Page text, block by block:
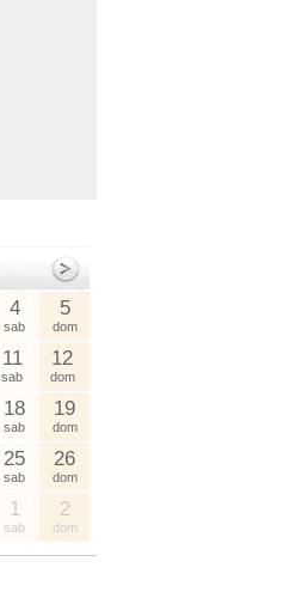
4
sab
5
dom
11
sab
12
dom
18
sab
19
dom
25
sab
26
dom
1
sab
2
dom